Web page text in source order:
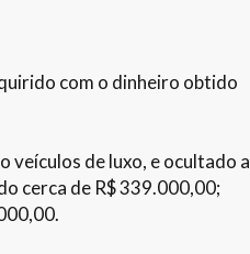
com o dinheiro obtido
de luxo, e ocultado a
cerca de R$ 339.000,00;